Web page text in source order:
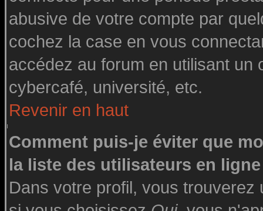
abusive de votre compte par
cochez la case en vous
accédez au forum en utilisant un
cybercafé, université, etc.
Revenir en haut
Comment puis-je éviter que
la liste des utilisateurs en
Dans votre profil, vous trouverez